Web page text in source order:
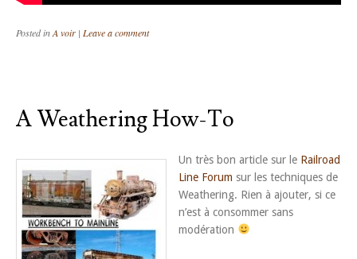
Posted inA voir | Leave a comment
A Weathering How-To
Un très bon article sur le Railroad
Line Forum sur les techniques de
Weathering. Rien à ajouter, si ce
n’est à consommer sans
modération